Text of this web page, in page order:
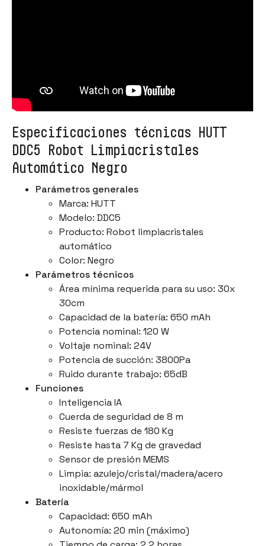
Especificaciones técnicas HUTT
DDC5 Robot Limpiacristales
Automático Negro
Parámetros generales
Marca: HUTT
Modelo: DDC5
Producto: Robot limpiacristales
automático
Color: Negro
Parámetros técnicos
Área mínima requerida para su uso: 30x
30cm
Capacidad de la batería: 650 mAh
Potencia nominal: 120 W
Voltaje nominal: 24V
Potencia de succión: 3800Pa
Ruido durante trabajo: 65dB
Funciones
Inteligencia IA
Cuerda de seguridad de 8 m
Resiste fuerzas de 180 Kg
Resiste hasta 7 Kg de gravedad
Sensor de presión MEMS
Limpia: azulejo/cristal/madera/acero
inoxidable/mármol
Batería
Capacidad: 650 mAh
Autonomía: 20 min (máximo)